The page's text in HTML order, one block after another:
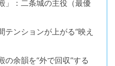
」：二条城の主役（最優
テンションが上がる“映え
の余韻を“外で回収”する